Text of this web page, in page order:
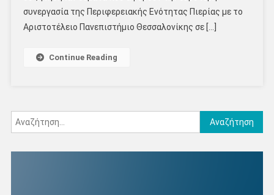
συνεργασία της Περιφερειακής Ενότητας Πιερίας με το
Αριστοτέλειο Πανεπιστήμιο Θεσσαλονίκης σε […]
Continue Reading
Αναζήτηση
για: